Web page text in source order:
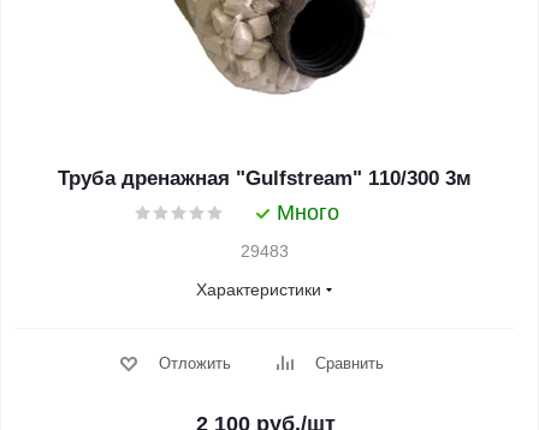
Труба дренажная "Gulfstream" 110/300 3м
Много
29483
Характеристики
Отложить Сравнить
2 100руб./шт